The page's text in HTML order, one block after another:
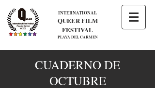
INTERNATIONAL
QUEER FILM
FESTIVAL
PLAYA DEL CARMEN
CUADERNO DE
OCTUBRE